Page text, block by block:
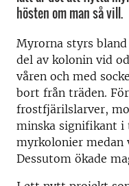
hösten om man så vill.
Myrorna styrs
del av kolonin vid
våren och med
bort från träden.
frostfjärilslarver,
minska signifikant i
myrkolonier medan
Dessutom ökade